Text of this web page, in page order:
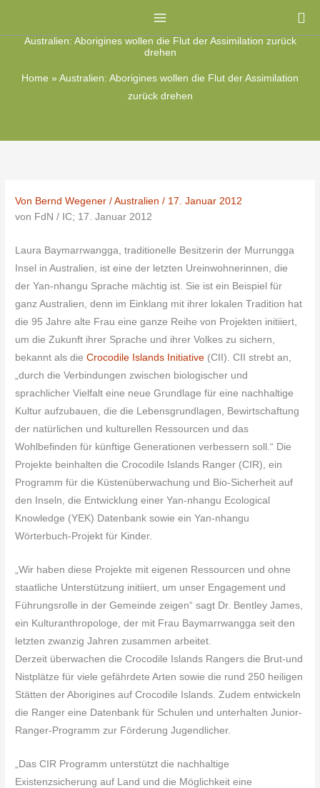
springenAustralien: Aborigines wollen die Flut der Assimilation zurück
drehen
Home » Australien: Aborigines wollen die Flut der Assimilation
zurück drehen
Von Bernd Wegener/Australien / 17. Januar 2012
von FdN / IC; 17. Januar 2012
Laura Baymarrwangga, traditionelle Besitzerin der Murrungga
Insel in Australien, ist eine der letzten Ureinwohnerinnen, die
der Yan-nhangu Sprache mächtig ist. Sie ist ein Beispiel für
ganz Australien, denn im Einklang mit ihrer lokalen Tradition hat
die 95 Jahre alte Frau eine ganze Reihe von Projekten initiiert,
um die Zukunft ihrer Sprache und ihrer Volkes zu sichern,
bekannt als dieCrocodile Islands Initiative (CII). CII strebt an,
„durch die Verbindungen zwischen biologischer und
sprachlicher Vielfalt eine neue Grundlage für eine nachhaltige
Kultur aufzubauen, die die Lebensgrundlagen, Bewirtschaftung
der natürlichen und kulturellen Ressourcen und das
Wohlbefinden für künftige Generationen verbessern soll.“ Die
Projekte beinhalten die Crocodile Islands Ranger (CIR), ein
Programm für die Küstenüberwachung und Bio-Sicherheit auf
den Inseln, die Entwicklung einer Yan-nhangu Ecological
Knowledge (YEK) Datenbank sowie ein Yan-nhangu
Wörterbuch-Projekt für Kinder.
„Wir haben diese Projekte mit eigenen Ressourcen und ohne
staatliche Unterstützung initiiert, um unser Engagement und
Führungsrolle in der Gemeinde zeigen“ sagt Dr. Bentley James,
ein Kulturanthropologe, der mit Frau Baymarrwangga seit den
letzten zwanzig Jahren zusammen arbeitet.
Derzeit überwachen die Crocodile Islands Rangers die Brut-und
Nistplätze für viele gefährdete Arten sowie die rund 250 heiligen
Stätten der Aborigines auf Crocodile Islands. Zudem entwickeln
die Ranger eine Datenbank für Schulen und unterhalten Junior-
Ranger-Programm zur Förderung Jugendlicher.
„Das CIR Programm unterstützt die nachhaltige
Existenzsicherung auf Land und die Möglichkeit eine